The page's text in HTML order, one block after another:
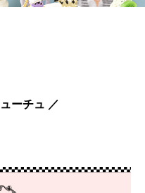
ーチュ ／